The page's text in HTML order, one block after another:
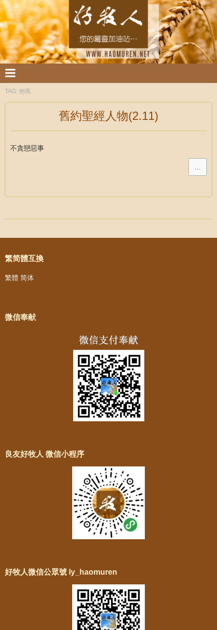
TAG: 他瑪
舊約聖經人物(2.11)
不貪戀惡事
…
Post navigation
繁简體互換
繁體 简体
微信奉献
良友好牧人 微信小程序
好牧人微信公眾號 ly_haomuren